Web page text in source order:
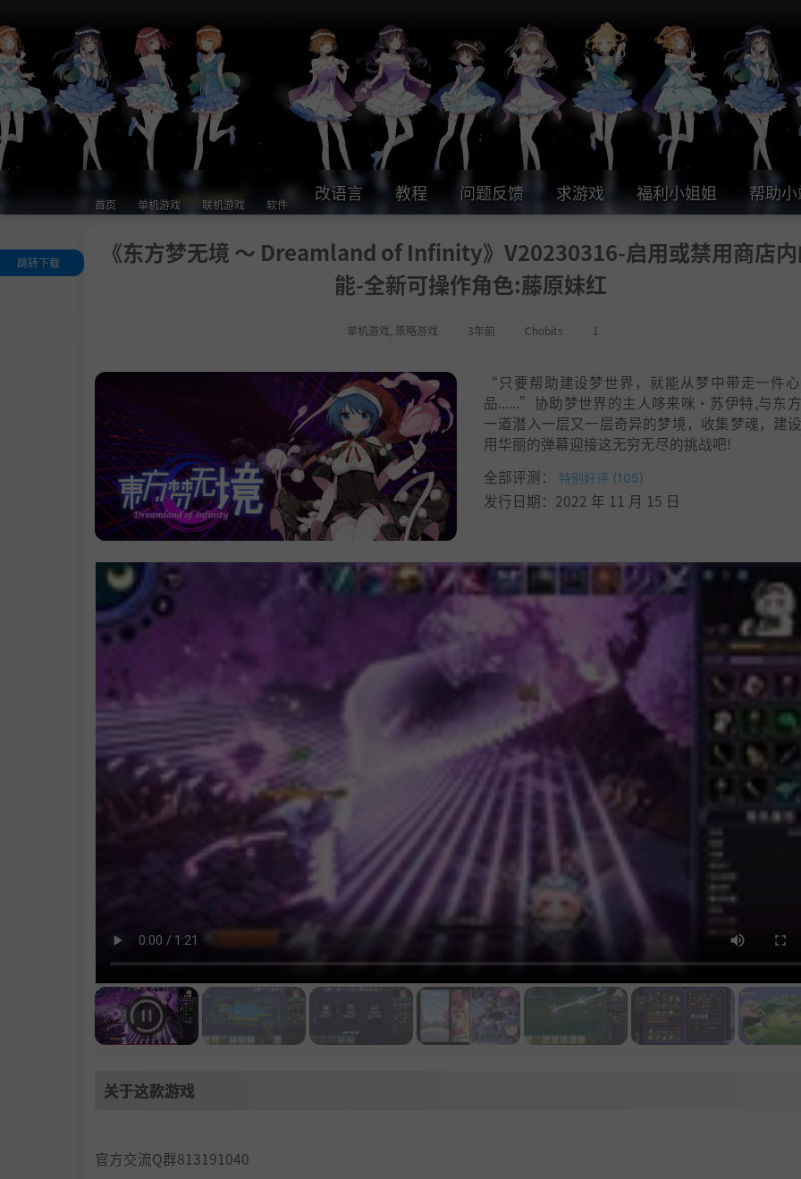
首页 单机游戏 联机游戏 软件
改语言 教程 问题反馈 求游戏 福利小姐姐 帮助
《东方梦无境 ～ Dreamland of Infinity》V20230316-启用或禁用商店
能-全新可操作角色:藤原妹红
单机游戏 策略游戏 3年前 Chobits 1
跳转下载
“只要帮助建设梦世界，就能从梦中带走一件
品......”协助梦世界的主人哆来咪·苏伊特,与东
一道潜入一层又一层奇异的梦境，收集梦魂，建
用华丽的弹幕迎接这无穷无尽的挑战吧!
全部评测：
特别好评 (105)
发行日期：2022 年 11 月 15 日
关于这款游戏
官方交流Q群813191040